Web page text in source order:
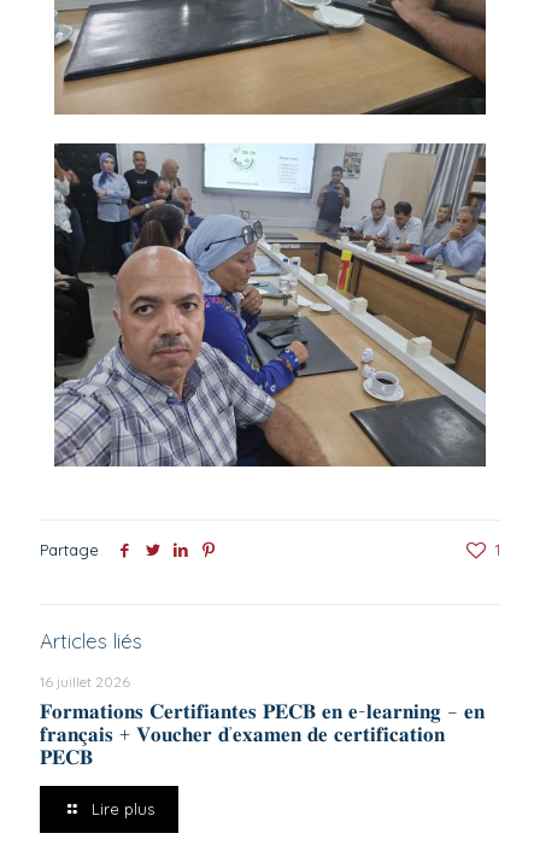
Partage 1
Articles liés
16 juillet 2026
𝐅𝐨𝐫𝐦𝐚𝐭𝐢𝐨𝐧𝐬 𝐂𝐞𝐫𝐭𝐢𝐟𝐢𝐚𝐧𝐭𝐞𝐬 𝐏𝐄𝐂𝐁 𝐞𝐧 𝐞-𝐥𝐞𝐚𝐫𝐧𝐢𝐧𝐠 – 𝐞𝐧
𝐟𝐫𝐚𝐧𝐜̧𝐚𝐢𝐬 + 𝐕𝐨𝐮𝐜𝐡𝐞𝐫 𝐝’𝐞𝐱𝐚𝐦𝐞𝐧 𝐝𝐞 𝐜𝐞𝐫𝐭𝐢𝐟𝐢𝐜𝐚𝐭𝐢𝐨𝐧
𝐏𝐄𝐂𝐁
Lire plus